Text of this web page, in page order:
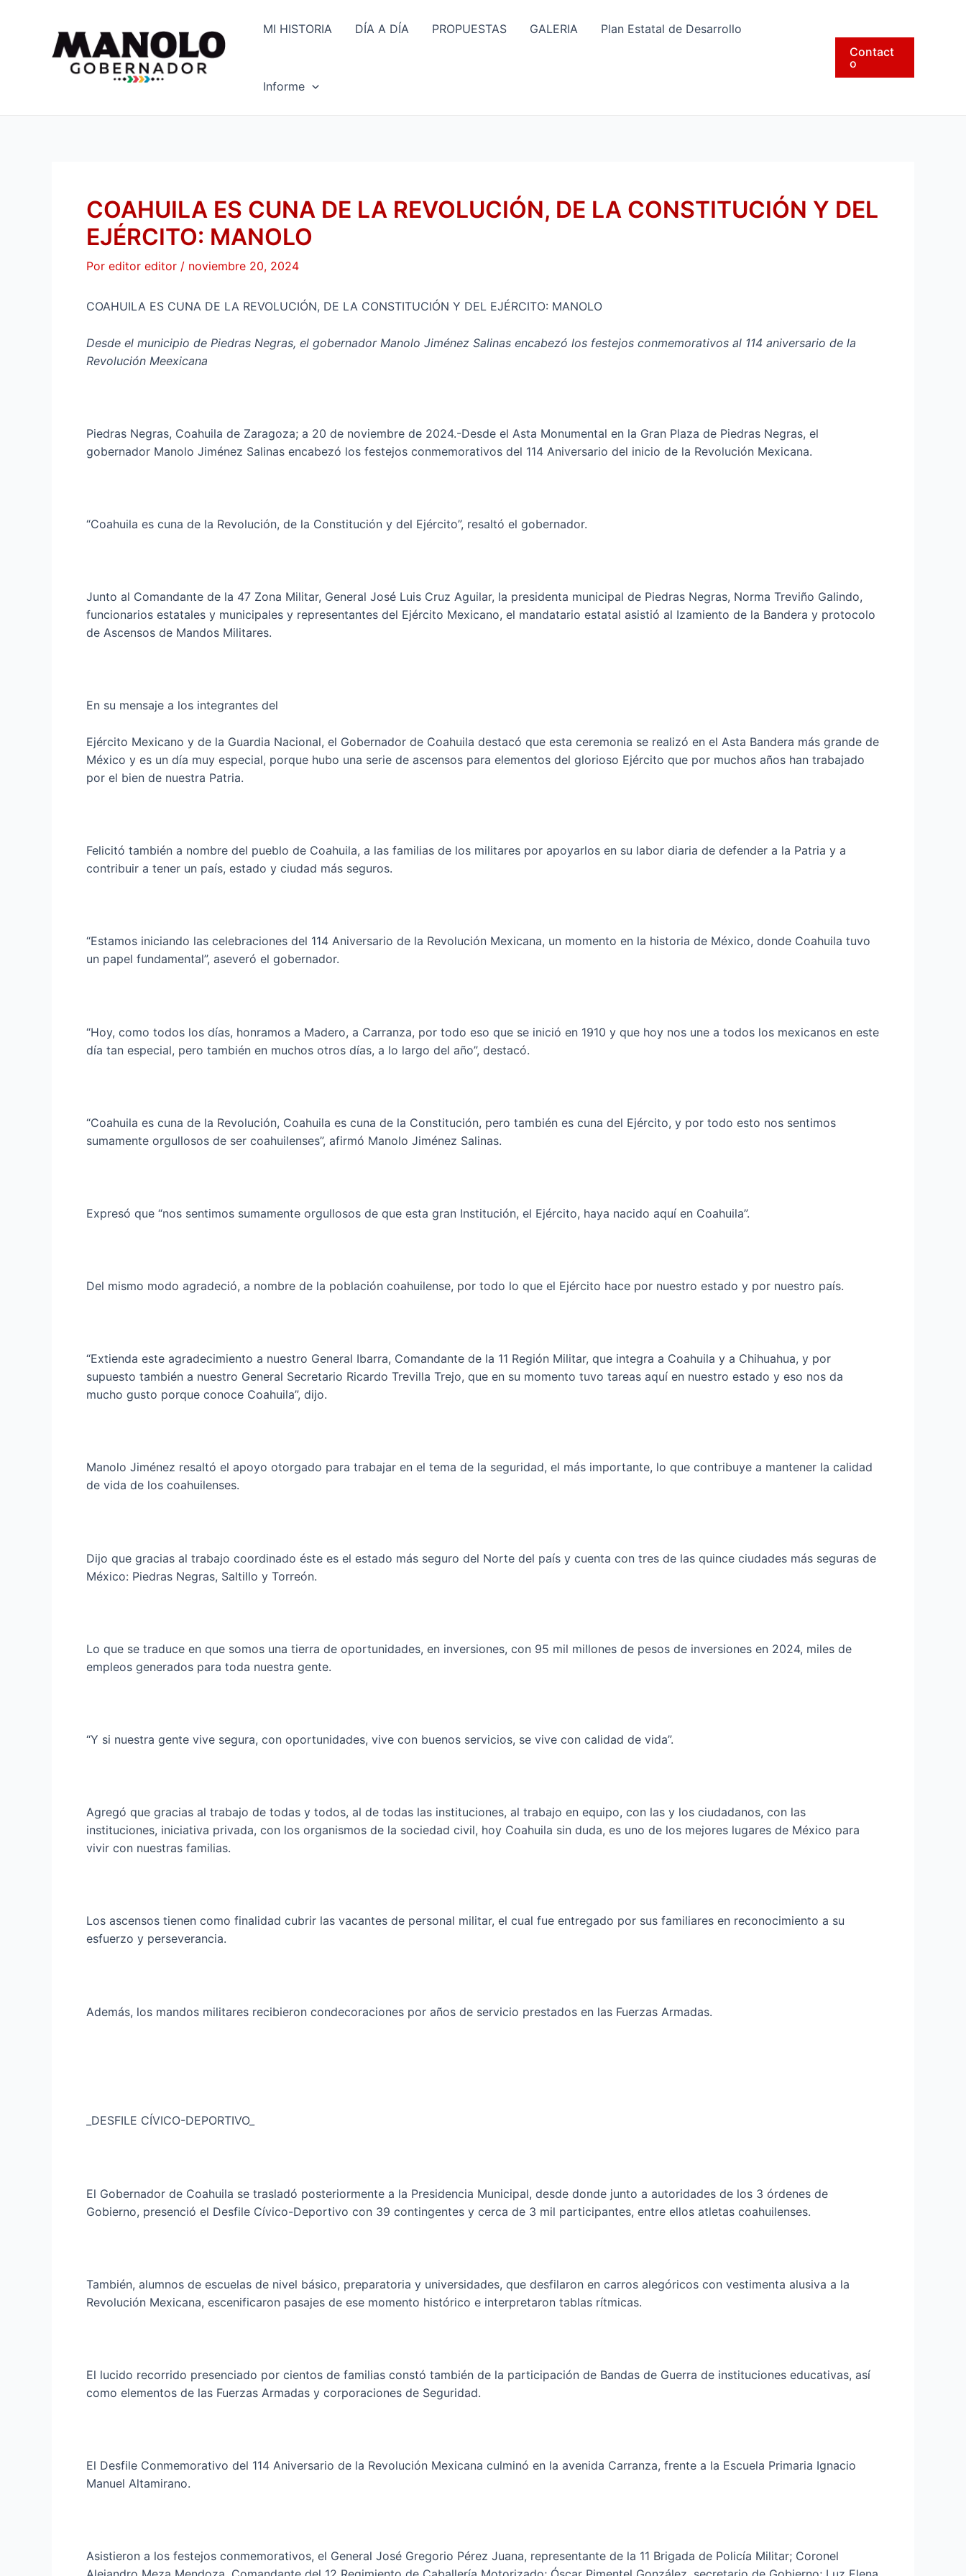
MI HISTORIA DÍA A DÍA PROPUESTAS GALERIA Plan Estatal de Desarrollo
Informe
Contact
o
COAHUILA ES CUNA DE LA REVOLUCIÓN, DE LA CONSTITUCIÓN Y DEL
EJÉRCITO: MANOLO
Por editor editor / noviembre 20, 2024
COAHUILA ES CUNA DE LA REVOLUCIÓN, DE LA CONSTITUCIÓN Y DEL EJÉRCITO: MANOLO
Desde el municipio de Piedras Negras, el gobernador Manolo Jiménez Salinas encabezó los festejos conmemorativos al 114 aniversario de la
Revolución Meexicana
Piedras Negras, Coahuila de Zaragoza; a 20 de noviembre de 2024.-Desde el Asta Monumental en la Gran Plaza de Piedras Negras, el
gobernador Manolo Jiménez Salinas encabezó los festejos conmemorativos del 114 Aniversario del inicio de la Revolución Mexicana.
“Coahuila es cuna de la Revolución, de la Constitución y del Ejército”, resaltó el gobernador.
Junto al Comandante de la 47 Zona Militar, General José Luis Cruz Aguilar, la presidenta municipal de Piedras Negras, Norma Treviño Galindo,
funcionarios estatales y municipales y representantes del Ejército Mexicano, el mandatario estatal asistió al Izamiento de la Bandera y protocolo
de Ascensos de Mandos Militares.
En su mensaje a los integrantes del
Ejército Mexicano y de la Guardia Nacional, el Gobernador de Coahuila destacó que esta ceremonia se realizó en el Asta Bandera más grande de
México y es un día muy especial, porque hubo una serie de ascensos para elementos del glorioso Ejército que por muchos años han trabajado
por el bien de nuestra Patria.
Felicitó también a nombre del pueblo de Coahuila, a las familias de los militares por apoyarlos en su labor diaria de defender a la Patria y a
contribuir a tener un país, estado y ciudad más seguros.
“Estamos iniciando las celebraciones del 114 Aniversario de la Revolución Mexicana, un momento en la historia de México, donde Coahuila tuvo
un papel fundamental”, aseveró el gobernador.
“Hoy, como todos los días, honramos a Madero, a Carranza, por todo eso que se inició en 1910 y que hoy nos une a todos los mexicanos en este
día tan especial, pero también en muchos otros días, a lo largo del año”, destacó.
“Coahuila es cuna de la Revolución, Coahuila es cuna de la Constitución, pero también es cuna del Ejército, y por todo esto nos sentimos
sumamente orgullosos de ser coahuilenses”, afirmó Manolo Jiménez Salinas.
Expresó que “nos sentimos sumamente orgullosos de que esta gran Institución, el Ejército, haya nacido aquí en Coahuila”.
Del mismo modo agradeció, a nombre de la población coahuilense, por todo lo que el Ejército hace por nuestro estado y por nuestro país.
“Extienda este agradecimiento a nuestro General Ibarra, Comandante de la 11 Región Militar, que integra a Coahuila y a Chihuahua, y por
supuesto también a nuestro General Secretario Ricardo Trevilla Trejo, que en su momento tuvo tareas aquí en nuestro estado y eso nos da
mucho gusto porque conoce Coahuila”, dijo.
Manolo Jiménez resaltó el apoyo otorgado para trabajar en el tema de la seguridad, el más importante, lo que contribuye a mantener la calidad
de vida de los coahuilenses.
Dijo que gracias al trabajo coordinado éste es el estado más seguro del Norte del país y cuenta con tres de las quince ciudades más seguras de
México: Piedras Negras, Saltillo y Torreón.
Lo que se traduce en que somos una tierra de oportunidades, en inversiones, con 95 mil millones de pesos de inversiones en 2024, miles de
empleos generados para toda nuestra gente.
“Y si nuestra gente vive segura, con oportunidades, vive con buenos servicios, se vive con calidad de vida”.
Agregó que gracias al trabajo de todas y todos, al de todas las instituciones, al trabajo en equipo, con las y los ciudadanos, con las
instituciones, iniciativa privada, con los organismos de la sociedad civil, hoy Coahuila sin duda, es uno de los mejores lugares de México para
vivir con nuestras familias.
Los ascensos tienen como finalidad cubrir las vacantes de personal militar, el cual fue entregado por sus familiares en reconocimiento a su
esfuerzo y perseverancia.
Además, los mandos militares recibieron condecoraciones por años de servicio prestados en las Fuerzas Armadas.
_DESFILE CÍVICO-DEPORTIVO_
El Gobernador de Coahuila se trasladó posteriormente a la Presidencia Municipal, desde donde junto a autoridades de los 3 órdenes de
Gobierno, presenció el Desfile Cívico-Deportivo con 39 contingentes y cerca de 3 mil participantes, entre ellos atletas coahuilenses.
También, alumnos de escuelas de nivel básico, preparatoria y universidades, que desfilaron en carros alegóricos con vestimenta alusiva a la
Revolución Mexicana, escenificaron pasajes de ese momento histórico e interpretaron tablas rítmicas.
El lucido recorrido presenciado por cientos de familias constó también de la participación de Bandas de Guerra de instituciones educativas, así
como elementos de las Fuerzas Armadas y corporaciones de Seguridad.
El Desfile Conmemorativo del 114 Aniversario de la Revolución Mexicana culminó en la avenida Carranza, frente a la Escuela Primaria Ignacio
Manuel Altamirano.
Asistieron a los festejos conmemorativos, el General José Gregorio Pérez Juana, representante de la 11 Brigada de Policía Militar; Coronel
entradas